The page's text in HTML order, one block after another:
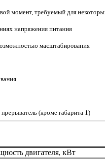
момент, требуемый для
напряжения питания
масштабирования
(кроме габарита 1)
двигателя, кВт